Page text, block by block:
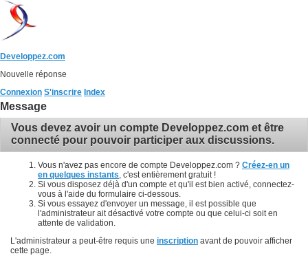
Developpez.com
Nouvelle réponse
Connexion S'inscrire Index
Message
Vous devez avoir un compte Developpez.com et être
connecté pour pouvoir participer aux discussions.
Vous n'avez pas encore de compte Developpez.com ? Créez-en un
en quelques instants , c'est entièrement gratuit !
Si vous disposez déjà d'un compte et qu'il est bien activé, connectez-
vous à l'aide du formulaire ci-dessous.
Si vous essayez d'envoyer un message, il est possible que
l'administrateur ait désactivé votre compte ou que celui-ci soit en
attente de validation.
L'administrateur a peut-être requis une inscription avant de pouvoir afficher
cette page.